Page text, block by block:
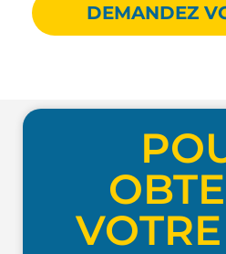
DEMANDEZ